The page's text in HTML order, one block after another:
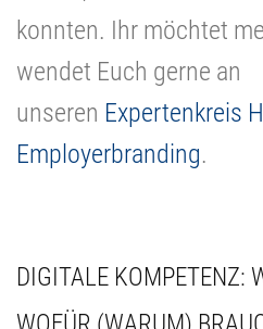
konnten. Ihr möchtet
wendet Euch gerne an
unseren Expertenkreis
Employerbranding.
DIGITALE KOMPETENZ:
WOFÜR (WARUM)